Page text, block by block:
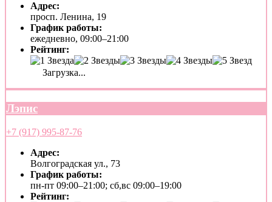
Адрес:
просп. Ленина, 19
График работы:
ежедневно, 09:00–21:00
Рейтинг:
Загрузка...
Лэпис
+7 (917) 995-87-76
Адрес:
Волгоградская ул., 73
График работы:
пн-пт 09:00–21:00; сб,вс 09:00–19:00
Рейтинг: